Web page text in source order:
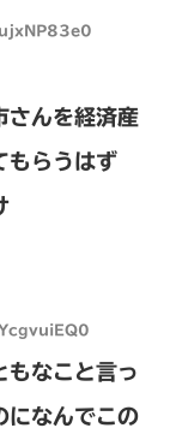
さんを経済産
もらうはず
もなこと言っ
になんでこの